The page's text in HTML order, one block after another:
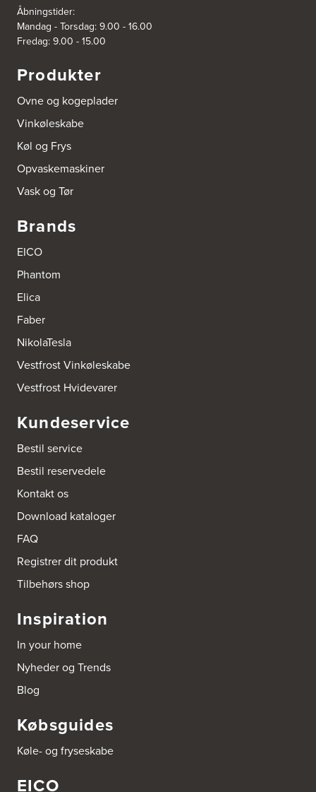
Åbningstider:
Mandag - Torsdag: 9.00 - 16.00
Fredag: 9.00 - 15.00
Produkter
Ovne og kogeplader
Vinkøleskabe
Køl og Frys
Opvaskemaskiner
Vask og Tør
Brands
EICO
Phantom
Elica
Faber
NikolaTesla
Vestfrost Vinkøleskabe
Vestfrost Hvidevarer
Kundeservice
Bestil service
Bestil reservedele
Kontakt os
Download kataloger
FAQ
Registrer dit produkt
Tilbehørs shop
Inspiration
In your home
Nyheder og Trends
Blog
Købsguides
Køle- og fryseskabe
EICO